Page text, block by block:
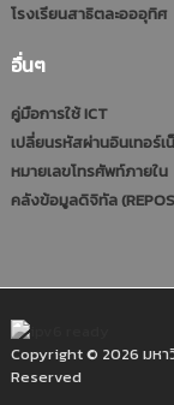
โรงเรียนสาธิตละอออุทิศ
อื่นๆ
คู่มือการใช้ ICT
เปลี่ยนรหัสผ่านอินเทอร์เ
หมายเลขโทรศัพท์ภายใน
คลังข้อมูลดิจิทัล
Copyright © 2026 มห
Reserved